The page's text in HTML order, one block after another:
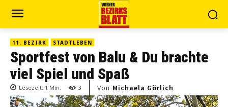
11. BEZIRK STADTLEBEN
Sportfest von Balu & Du brachte
viel Spiel und Spaß
Lesezeit: 1 Min. 3 Von Michaela Görlich